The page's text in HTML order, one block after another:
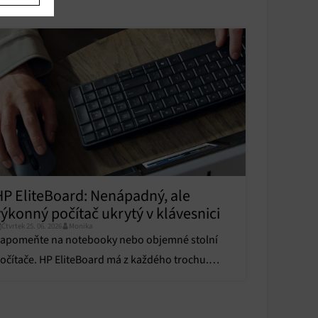
aktivní
aktivníEliteBoard: Nenápadný, ale
počítač ukrytý v klávesnici
Čtvrtek 25. 06. 2026 Monika
na notebooky nebo objemné stolní
HP EliteBoard má z každého trochu.